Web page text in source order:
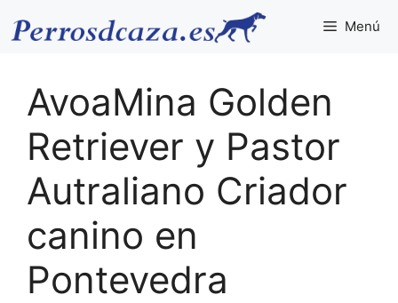
Menú
AvoaMina Golden
Retriever y Pastor
Autraliano Criador
canino en
Pontevedra